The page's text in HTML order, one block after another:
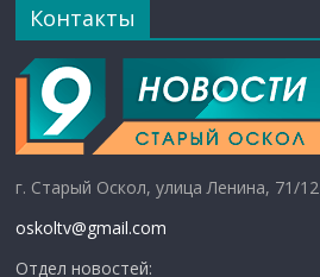
Контакты
г. Старый Оскол, улица Ленина, 71/12
oskoltv@gmail.com
Отдел новостей: